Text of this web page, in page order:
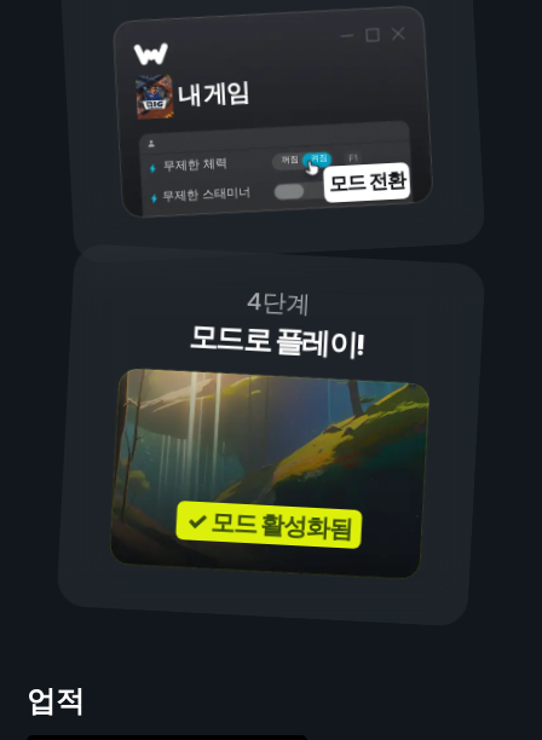
내 게임
켜짐
꺼짐
무제한 체력
무제한 스태미너 모드 전환
4단계
모드로 플레이!
✓ 모드 활성화됨
업적